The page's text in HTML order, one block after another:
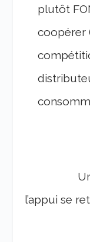
plutôt
coopérer
Un très
l’appui se